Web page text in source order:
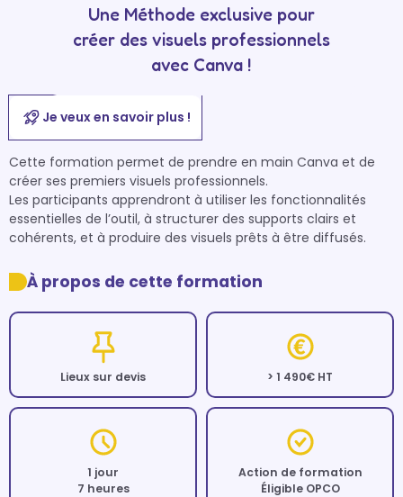
Une Méthode exclusive pour
créer des visuels professionnels
avec Canva !
Je veux en savoir plus !
Cette formation permet de prendre en main Canva et de
créer ses premiers visuels professionnels.
Les participants apprendront à utiliser les fonctionnalités
essentielles de l’outil, à structurer des supports clairs et
cohérents, et à produire des visuels prêts à être diffusés.
À propos de cette formation
Lieux sur devis > 1 490€ HT
1 jour
7 heures
Action de formation
Éligible OPCO